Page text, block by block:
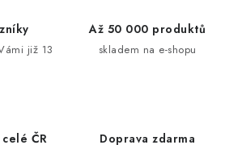
již 13
Až 50 000 produktů
skladem na e-shopu
ČR Doprava zdarma